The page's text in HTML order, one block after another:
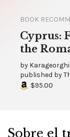
BOOK
Cyprus:
the
by
published by
$95.00
Sobre el